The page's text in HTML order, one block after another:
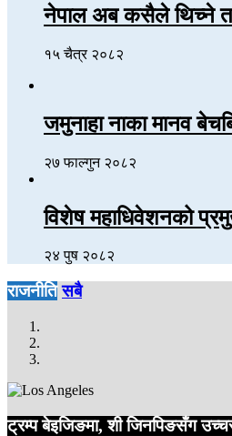
नेपाल अब कसैले थिच्ने
१५ चैत्र २०८२
जमुनाहा नाका मानव
२७ फाल्गुन २०८२
विशेष महाधिवेशनको
२४ पुष २०८२
राजनीति सबै
ट्रम्प बेइजिङमा, शी जिनपिङसँग